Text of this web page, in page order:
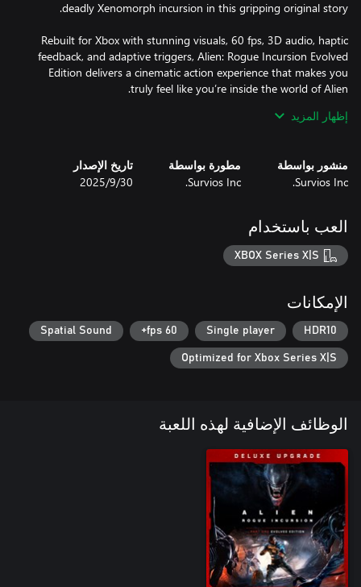
Rebuilt for Xbox with stunning visuals, 60 fps, 3D audio, haptic
feedback, and adaptive triggers, Alien: Rogue Incursion Evolved
Edition delivers a cinematic action experience that makes you
- The Art of Alien: Rogue Incursion Digital In-Game Artbook
إظهار المزيد
منشور بواسطة
Survios Inc.
مطورة بواسطة
Survios Inc.
تاريخ الإصدار
30‏/9‏/2025
العب باستخدام
XBOX Series X|S
الإمكانات
HDR10
Single player
60 fps+
Spatial Sound
Optimized for Xbox Series X|S
الوظائف الإضافية لهذه اللعبة